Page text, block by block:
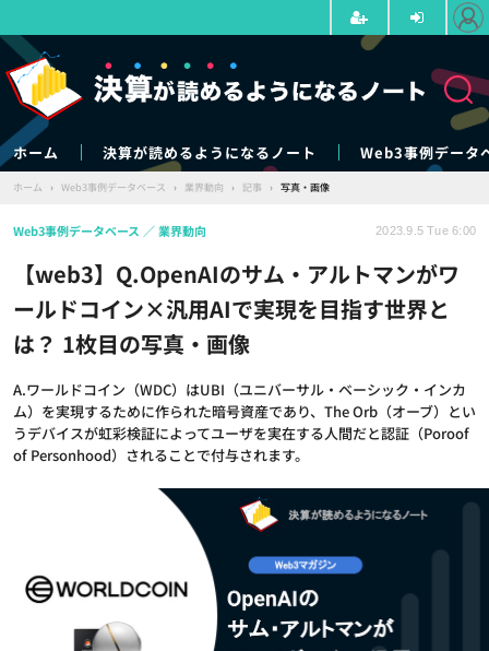
ホーム 決算が読めるようになるノート Web3事例データ
ホーム › Web3事例データベース › 業界動向 › 記事 › 写真・画像
【web3】Q.OpenAIのサム・アルトマンがワ
ールドコイン×汎用AIで実現を目指す世界と
は？ 1枚目の写真・画像
A.ワールドコイン（WDC）はUBI（ユニバーサル・ベーシック・インカ
ム）を実現するために作られた暗号資産であり、The Orb（オーブ）とい
うデバイスが虹彩検証によってユーザを実在する人間だと認証（Poroof
of Personhood）されることで付与されます。
Web3事例データベース 業界動向 2023.9.5 Tue 6:00